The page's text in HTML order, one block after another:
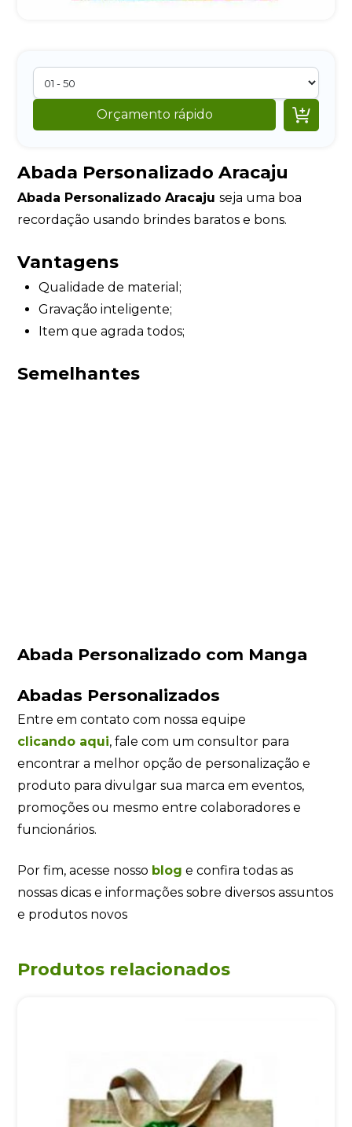
Orçamento rápido 
Abada Personalizado Aracaju
Abada Personalizado Aracajuseja uma boa
recordação usando brindes baratos e bons.
Vantagens
Qualidade de material;
Gravação inteligente;
Item que agrada todos;
Semelhantes
Abada Personalizado com Manga
Abadas Personalizados
Entre em contato com nossa equipe
clicando aqui, fale com um consultor para
encontrar a melhor opção de personalização e
produto para divulgar sua marca em eventos,
promoções ou mesmo entre colaboradores e
funcionários.
Por fim, acesse nosso blog e confira todas as
nossas dicas e informações sobre diversos assuntos
e produtos novos
Produtos relacionados